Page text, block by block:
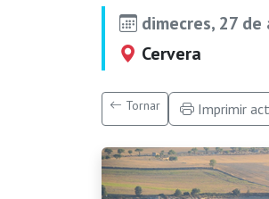
dimecres, 27
Cervera
Tornar Imprimir